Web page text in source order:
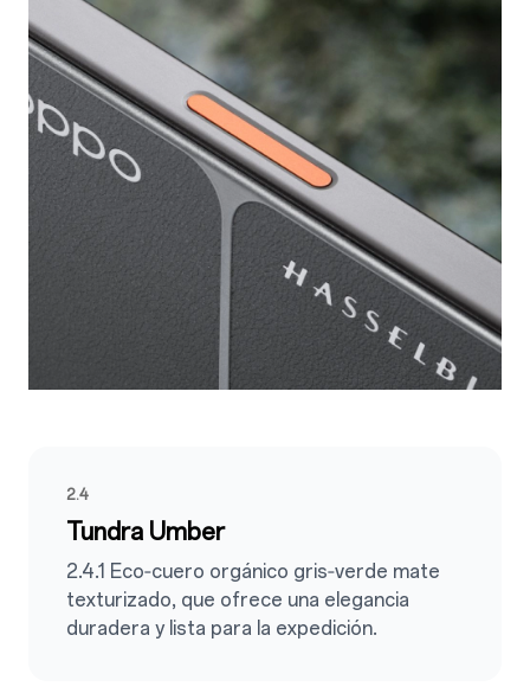
2.4
Tundra Umber
2.4.1 Eco‑cuero orgánico gris‑verde mate
texturizado, que ofrece una elegancia
duradera y lista para la expedición.